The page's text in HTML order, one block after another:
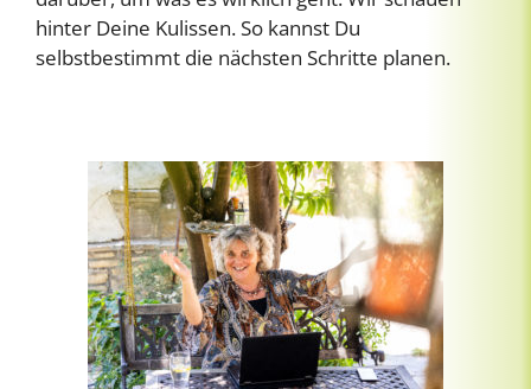
hinter Deine Kulissen. So kannst Du
selbstbestimmt die nächsten Schritte planen.